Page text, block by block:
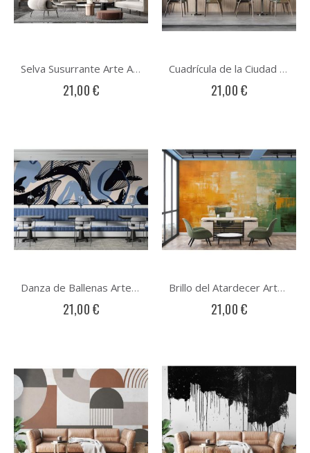
Selva Susurrante Arte Abstracto
21,00 €
Cuadrícula de la Ciudad Arte Abstracto
21,00 €
Danza de Ballenas Arte Abstracto
21,00 €
Brillo del Atardecer Arte Abstracto
21,00 €